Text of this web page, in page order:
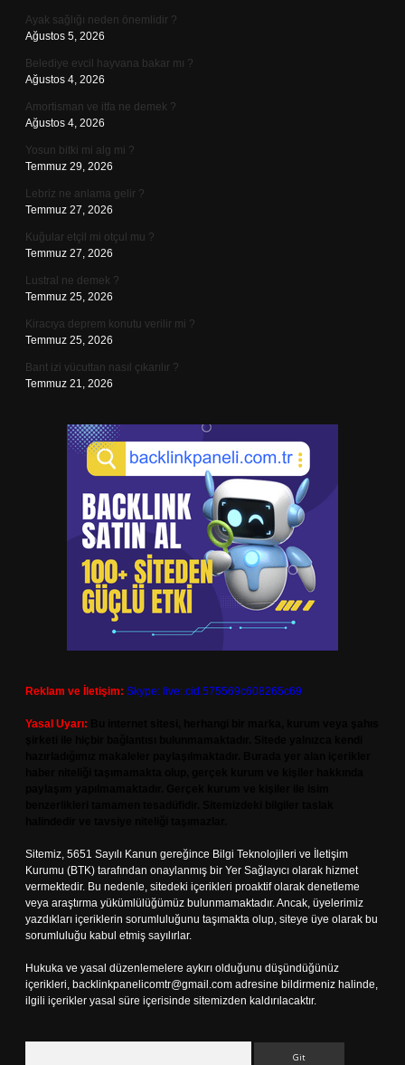
Ayak sağlığı neden önemlidir ?
Ağustos 5, 2026
Belediye evcil hayvana bakar mı ?
Ağustos 4, 2026
Amortisman ve itfa ne demek ?
Ağustos 4, 2026
Yosun bitki mi alg mi ?
Temmuz 29, 2026
Lebriz ne anlama gelir ?
Temmuz 27, 2026
Kuğular etçil mi otçul mu ?
Temmuz 27, 2026
Lustral ne demek ?
Temmuz 25, 2026
Kiracıya deprem konutu verilir mi ?
Temmuz 25, 2026
Bant izi vücuttan nasıl çıkarılır ?
Temmuz 21, 2026
Reklam ve İletişim: Skype: live:.cid.575569c608265c69
Yasal Uyarı:
Sitemiz, 5651 Sayılı Kanun gereğince Bilgi Teknolojileri ve İletişim
Kurumu (BTK) tarafından onaylanmış bir Yer Sağlayıcı olarak hizmet
vermektedir. Bu nedenle, sitedeki içerikleri proaktif olarak denetleme
veya araştırma yükümlülüğümüz bulunmamaktadır. Ancak, üyelerimiz
yazdıkları içeriklerin sorumluluğunu taşımakta olup, siteye üye olarak bu
sorumluluğu kabul etmiş sayılırlar.
Hukuka ve yasal düzenlemelere aykırı olduğunu düşündüğünüz
içerikleri, backlinkpanelicomtr@gmail.com adresine bildirmeniz halinde,
ilgili içerikler yasal süre içerisinde sitemizden kaldırılacaktır.